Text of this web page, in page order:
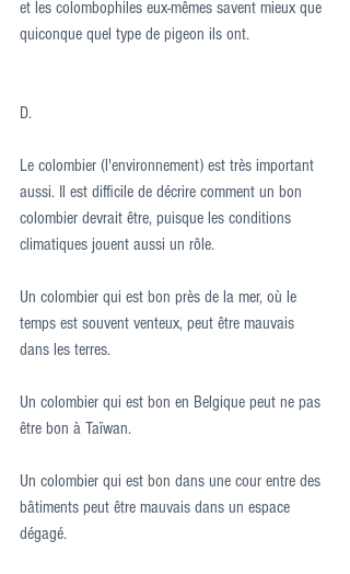
et les colombophiles eux-mêmes savent mieux que
quiconque quel type de pigeon ils ont.
D.
Le colombier (l'environnement) est très important
aussi. Il est difficile de décrire comment un bon
colombier devrait être, puisque les conditions
climatiques jouent aussi un rôle.
Un colombier qui est bon près de la mer, où le
temps est souvent venteux, peut être mauvais
dans les terres.
Un colombier qui est bon en Belgique peut ne pas
être bon à Taïwan.
Un colombier qui est bon dans une cour entre des
bâtiments peut être mauvais dans un espace
dégagé.